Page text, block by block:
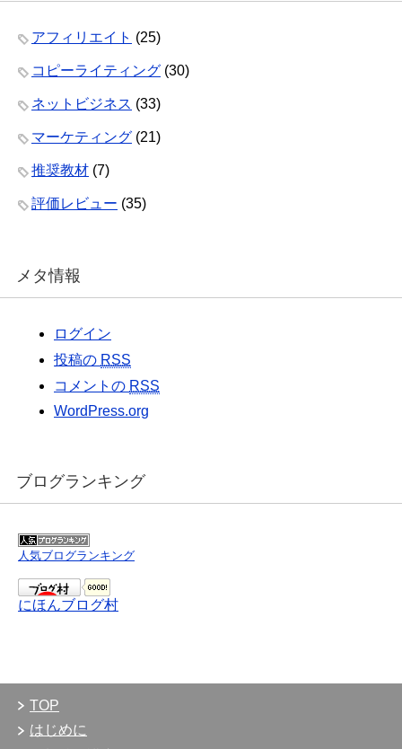
アフィリエイト (25)
コピーライティング (30)
ネットビジネス (33)
マーケティング (21)
推奨教材 (7)
評価レビュー (35)
メタ情報
ログイン
投稿の RSS
コメントの RSS
WordPress.org
ブログランキング
人気ブログランキング
にほんブログ村
TOP
はじめに